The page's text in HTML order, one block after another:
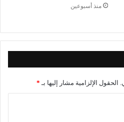
منذ أسبوعين
الحقول الإلزامية مشار إليها بـ *